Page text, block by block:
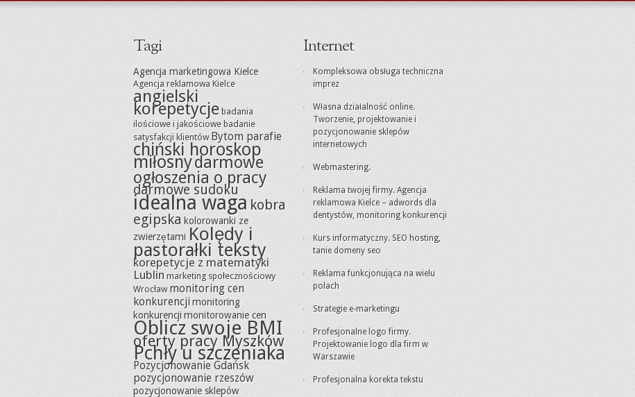
Tagi
Agencja marketingowa Kielce
Agencja reklamowa Kielce
angielski
korepetycje badania
ilościowe i jakościowe badanie
satysfakcji klientów Bytom parafie
chiński horoskop
miłosnydarmowe
ogłoszenia o pracy
darmowe sudoku
idealna waga kobra
egipska kolorowanki ze
zwierzętami Kolędy i
pastorałki teksty
korepetycje z matematyki
Lublin marketing społecznościowy
Wrocław monitoring cen
konkurencjimonitoring
konkurencjimonitorowanie cen
Oblicz swoje BMI
oferty pracy Myszków
Pchły u szczeniaka
Pozycjonowanie Gdańsk
pozycjonowanie rzeszów
pozycjonowanie sklepów
Internet
Kompleksowa obsługa techniczna
imprez
Własna działalność online.
Tworzenie, projektowanie i
pozycjonowanie sklepów
internetowych
Webmastering.
Reklama twojej firmy. Agencja
reklamowa Kielce – adwords dla
dentystów, monitoring konkurencji
Kurs informatyczny. SEO hosting,
tanie domeny seo
Reklama funkcjonująca na wielu
polach
Strategie e-marketingu
Profesjonalne logo firmy.
Projektowanie logo dla firm w
Warszawie
Profesjonalna korekta tekstu